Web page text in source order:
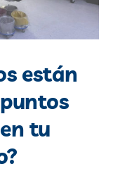
están
tu